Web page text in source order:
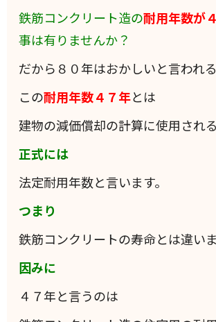
鉄筋コンクリート造の耐用年数が
事は有りませんか？
だから８０年はおかしいと言われる
この耐用年数４７年とは
建物の減価償却の計算に使用され
正式には
法定耐用年数と言います。
つまり
鉄筋コンクリートの寿命とは違いま
因みに
４７年と言うのは